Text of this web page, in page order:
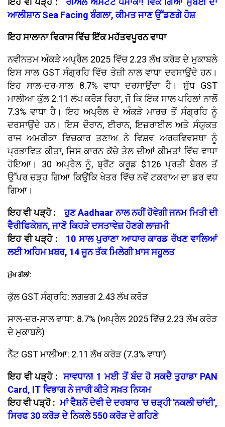
ਆਲੀਸ਼ਾਨ Sea Facing ਬੰਗਲਾ, ਕੀਮਤ ਜਾਣ ਉੱਡਣਗੇ ਹੋਸ਼
ਇਹ ਸਾਲਾਨਾ ਵਿਕਾਸ ਵਿੱਚ ਇੱਕ ਮਹੱਤਵਪੂਰਨ ਵਾਧਾ
ਨਵੀਨਤਮ ਅੰਕੜੇ ਅਪ੍ਰੈਲ 2025 ਵਿੱਚ 2.23 ਲੱਖ ਕਰੋੜ ਦੇ ਮੁਕਾਬਲੇ
ਇਸ ਸਾਲ GST ਸੰਗ੍ਰਹਿ ਵਿੱਚ ਤੇਜ਼ੀ ਨਾਲ ਵਾਧਾ ਦਰਸਾਉਂਦੇ ਹਨ।
ਇਹ ਸਾਲ-ਦਰ-ਸਾਲ 8.7% ਵਾਧਾ ਦਰਸਾਉਂਦਾ ਹੈ। ਸ਼ੁੱਧ GST
ਮਾਲੀਆ ਕੁੱਲ 2.11 ਲੱਖ ਕਰੋੜ ਰਿਹਾ, ਜੋ ਕਿ ਇੱਕ ਸਾਲ ਪਹਿਲਾਂ ਨਾਲੋਂ
7.3% ਵਾਧਾ ਹੈ। ਇਹ ਅਪ੍ਰੈਲ ਦੇ ਅੰਕੜੇ ਮਾਰਚ ਤੋਂ ਸੰਗ੍ਰਹਿ ਨੂੰ
ਦਰਸਾਉਂਦੇ ਹਨ। ਇਸ ਦੌਰਾਨ, ਈਰਾਨ, ਇਜ਼ਰਾਈਲ ਅਤੇ ਸੰਯੁਕਤ
ਰਾਜ ਅਮਰੀਕਾ ਵਿਚਕਾਰ ਤਣਾਅ ਨੇ ਵਿਸ਼ਵ ਅਰਥਵਿਵਸਥਾ ਨੂੰ
ਪ੍ਰਭਾਵਿਤ ਕੀਤਾ, ਜਿਸ ਕਾਰਨ ਕੱਚੇ ਤੇਲ ਦੀਆਂ ਕੀਮਤਾਂ ਵਿੱਚ ਵਾਧਾ
ਹੋਇਆ। 30 ਅਪ੍ਰੈਲ ਨੂੰ, ਬ੍ਰੈਂਟ ਕਰੂਡ $126 ਪ੍ਰਤੀ ਬੈਰਲ ਤੋਂ
ਉੱਪਰ ਚੜ੍ਹ ਗਿਆ ਕਿਉਂਕਿ ਖੇਤਰ ਵਿੱਚ ਨਵੇਂ ਟਕਰਾਅ ਦਾ ਡਰ ਵਧ
ਗਿਆ।
ਇਹ ਵੀ ਪੜ੍ਹੋ :
ਹੁਣ Aadhaar ਨਾਲ ਨਹੀਂ ਹੋਵੇਗੀ ਜਨਮ ਮਿਤੀ ਦੀ
ਵੈਰੀਫਿਕੇਸ਼ਨ, ਜਾਣੋ ਕਿਹੜੇ ਦਸਤਾਵੇਜ਼ ਹੋਣਗੇ ਲਾਜ਼ਮੀ
ਇਹ ਵੀ ਪੜ੍ਹੋ : 10 ਸਾਲ ਪੁਰਾਣਾ ਆਧਾਰ ਕਾਰਡ ਰੱਖਣ ਵਾਲਿਆਂ
ਲਈ ਅਹਿਮ ਖ਼ਬਰ, 14 ਜੂਨ ਤੱਕ ਮਿਲੇਗੀ ਖ਼ਾਸ ਸਹੂਲਤ
ਮੁੱਖ ਗੱਲਾਂ:
ਕੁੱਲ GST ਸੰਗ੍ਰਹਿ: ਲਗਭਗ 2.43 ਲੱਖ ਕਰੋੜ
ਸਾਲ-ਦਰ-ਸਾਲ ਵਾਧਾ: 8.7% (ਅਪ੍ਰੈਲ 2025 ਵਿੱਚ ₹2.23 ਲੱਖ ਕਰੋੜ
ਦੇ ਮੁਕਾਬਲੇ)
ਨੈੱਟ GST ਮਾਲੀਆ: 2.11 ਲੱਖ ਕਰੋੜ (7.3% ਵਾਧਾ)
ਇਹ ਵੀ ਪੜ੍ਹੋ :ਸਾਵਧਾਨ! 1 ਮਈ ਤੋਂ ਬੰਦ ਹੋ ਸਕਦੈ ਤੁਹਾਡਾ PAN
Card, IT ਵਿਭਾਗ ਨੇ ਜਾਰੀ ਕੀਤੇ ਸਖ਼ਤ ਨਿਯਮ
ਇਹ ਵੀ ਪੜ੍ਹੋ :ਮਾਂ ਵੈਸ਼ਨੋਂ ਦੇਵੀ ਦੇ ਦਰਬਾਰ 'ਚ ਚੜ੍ਹੀ 'ਨਕਲੀ ਚਾਂਦੀ',
ਸਿਰਫ 30 ਕਰੋੜ ਦੇ ਨਿਕਲੇ 550 ਕਰੋੜ ਦੇ ਗਹਿਣੇ